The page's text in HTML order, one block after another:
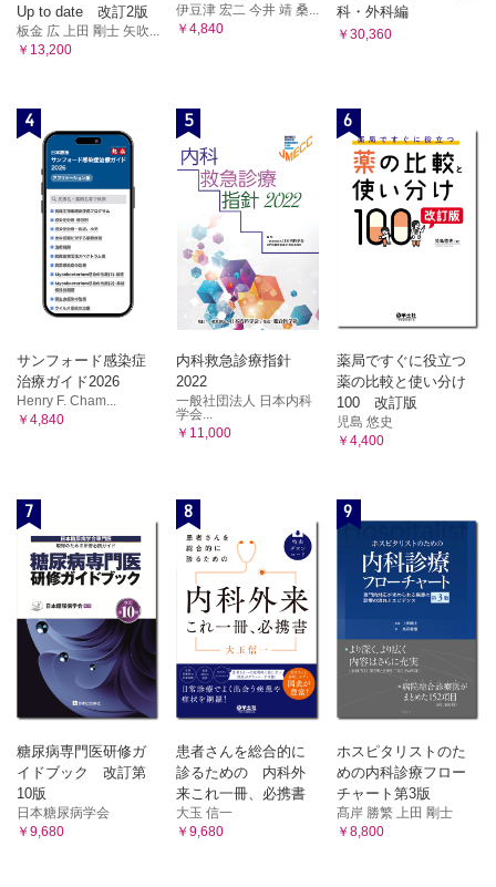
Up to date 改訂2版
板金 広 上田 剛士 矢吹...
￥13,200
伊豆津 宏二 今井 靖 桑...
￥4,840
科・外科編
￥30,360
4
サンフォード感染症
治療ガイド2026
Henry F. Cham...
￥4,840
5
内科救急診療指針
2022
一般社団法人 日本内科
学会...
￥11,000
6
薬局ですぐに役立つ
薬の比較と使い分け
100 改訂版
児島 悠史
￥4,400
7
糖尿病専門医研修ガ
イドブック 改訂第
10版
日本糖尿病学会
￥9,680
8
患者さんを総合的に
診るための 内科外
来これ一冊、必携書
大玉 信一
￥9,680
9
ホスピタリストのた
めの内科診療フロー
チャート第3版
髙岸 勝繁 上田 剛士
￥8,800